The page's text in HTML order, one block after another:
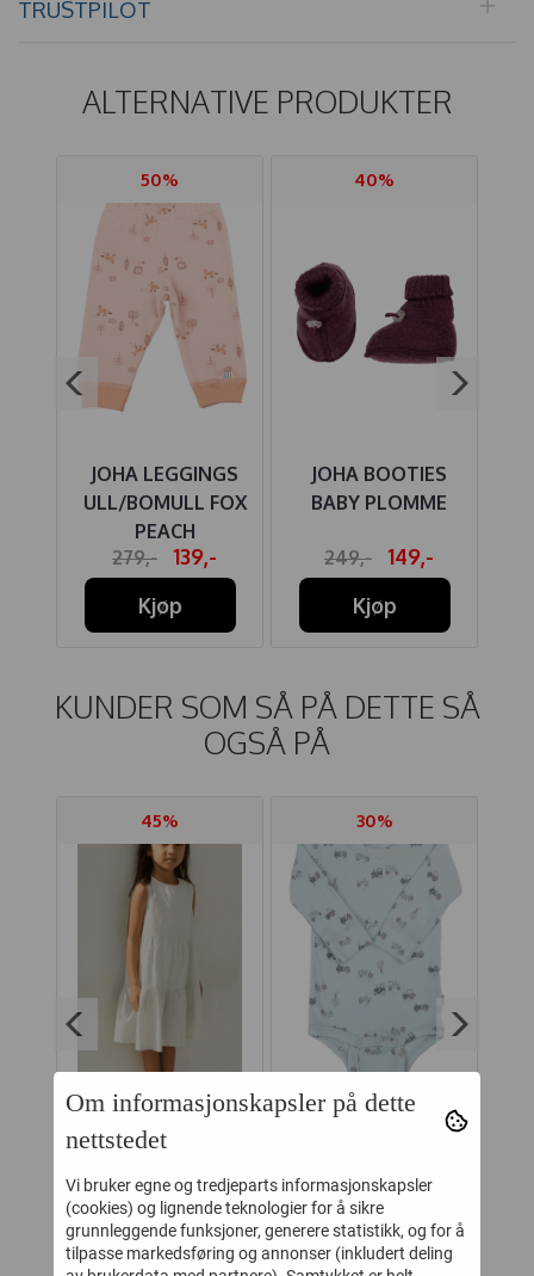
TRUSTPILOT
ALTERNATIVE PRODUKTER
50%
JOHA LEGGINGS
ULL/BOMULL FOX
PEACH
279,-
139,-
Kjøp
40%
JOHA BOOTIES
BABY PLOMME
249,-
149,-
Kjøp
KUNDER SOM SÅ PÅ DETTE SÅ
OGSÅ PÅ
45%
WHEAT KJOLE LUISE
SUMMER BLUE
579,-
318,-
Kjøp
30%
JOHA BODY
229,-
160,-
Kjøp
Om informasjonskapsler på dette
nettstedet
Vi bruker egne og tredjeparts informasjonskapsler
(cookies) og lignende teknologier for å sikre
grunnleggende funksjoner, generere statistikk, og for å
tilpasse markedsføring og annonser (inkludert deling